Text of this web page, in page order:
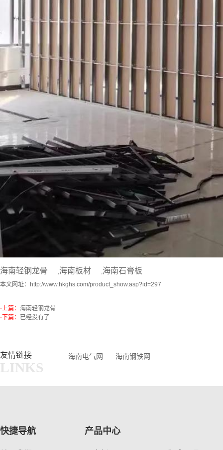
海南轻钢龙骨 ,海南板材 ,海南石膏板
本文网址： http://www.hkghs.com/product_show.asp?id=297
·上篇： 海南轻钢龙骨
·下篇： 已经没有了
友情链接
LINKS
海南电气网 海南钢铁网
快捷导航 产品中心